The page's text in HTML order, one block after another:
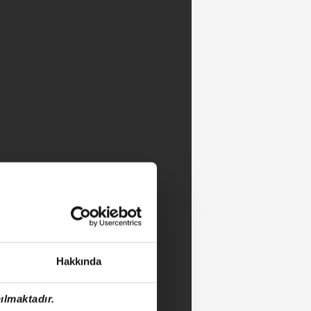
Hakkında